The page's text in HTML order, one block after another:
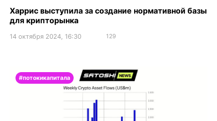
Харрис выступила за создание нормативной базы
для крипторынка
14 октября 2024, 16:30 129
#потокикапитала